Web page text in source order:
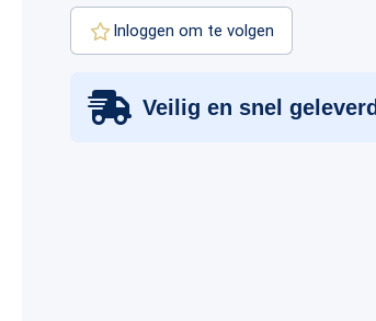
Coins
|
200
aantal
Inloggen om te volgen
Veilig en snel geleverd